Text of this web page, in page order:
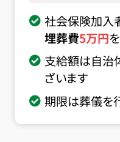
社会保険加入
埋葬費5万円
支給額は自治
ざいます
期限は葬儀を